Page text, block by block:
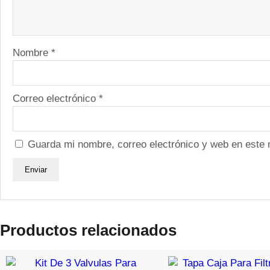
Nombre *
Correo electrónico *
Guarda mi nombre, correo electrónico y web en
Productos relacionados